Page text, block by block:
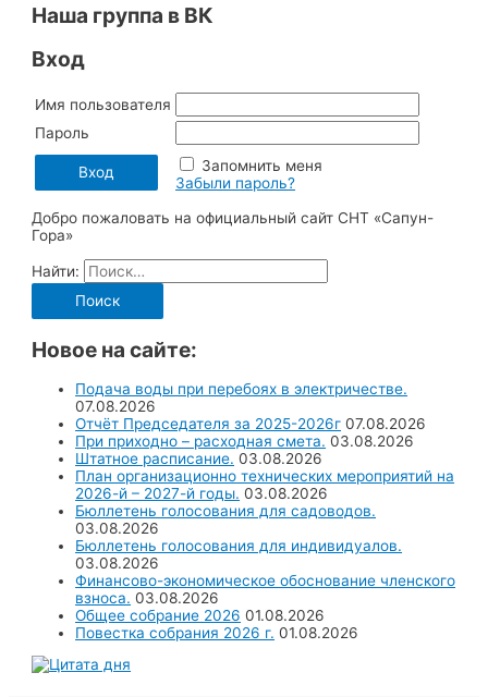
Наша группа в ВК
Вход
Имя пользователя
Пароль
Запомнить меня
Забыли пароль?
Добро пожаловать на официальный сайт СНТ «Сапун-
Гора»
Найти:
Новое на сайте:
Подача воды при перебоях в электричестве.
07.08.2026
Отчёт Председателя за 2025-2026г 07.08.2026
При приходно – расходная смета. 03.08.2026
Штатное расписание. 03.08.2026
План организационно технических мероприятий на
2026-й – 2027-й годы. 03.08.2026
Бюллетень голосования для садоводов.
03.08.2026
Бюллетень голосования для индивидуалов.
03.08.2026
Финансово-экономическое обоснование членского
взноса. 03.08.2026
Общее собрание 2026 01.08.2026
Повестка собрания 2026 г. 01.08.2026